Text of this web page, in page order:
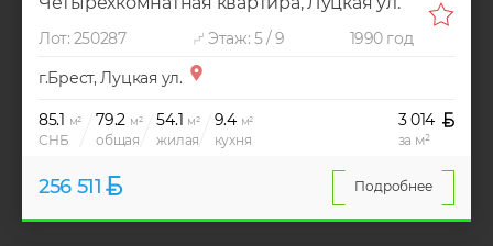
Лот: 250287 Этаж: 5 / 9
1990 год
г.Брест, Луцкая ул.
85.1 м²
СНБ
79.2 м²
общая
54.1 м²
жилая
9.4 м²
кухня
3 014
за м²
256 511 Подробнее